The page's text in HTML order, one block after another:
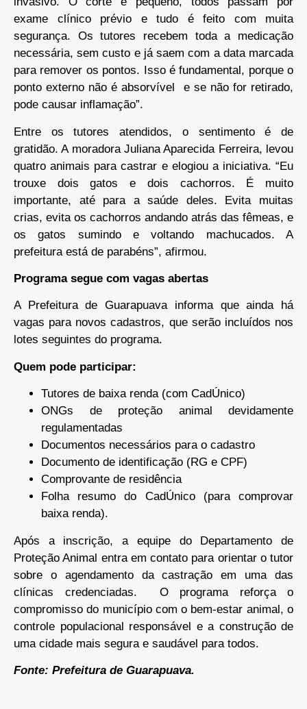
exame clínico prévio e tudo é feito com muita
segurança. Os tutores recebem toda a medicação
necessária, sem custo e já saem com a data marcada
para remover os pontos. Isso é fundamental, porque o
ponto externo não é absorvível e se não for retirado,
pode causar inflamação”.
Entre os tutores atendidos, o sentimento é de
gratidão. A moradora Juliana Aparecida Ferreira, levou
quatro animais para castrar e elogiou a iniciativa. “Eu
trouxe dois gatos e dois cachorros. É muito
importante, até para a saúde deles. Evita muitas
crias, evita os cachorros andando atrás das fêmeas, e
os gatos sumindo e voltando machucados. A
prefeitura está de parabéns”, afirmou.
Programa segue com vagas abertas
A Prefeitura de Guarapuava informa que ainda há
vagas para novos cadastros, que serão incluídos nos
lotes seguintes do programa.
Quem pode participar:
Tutores de baixa renda (com CadÚnico)
ONGs de proteção animal devidamente
regulamentadas
Documentos necessários para o cadastro
Documento de identificação (RG e CPF)
Comprovante de residência
Folha resumo do CadÚnico (para comprovar
baixa renda).
Após a inscrição, a equipe do Departamento de
Proteção Animal entra em contato para orientar o tutor
sobre o agendamento da castração em uma das
clínicas credenciadas. O programa reforça o
compromisso do município com o bem-estar animal, o
controle populacional responsável e a construção de
uma cidade mais segura e saudável para todos.
Fonte: Prefeitura de Guarapuava.